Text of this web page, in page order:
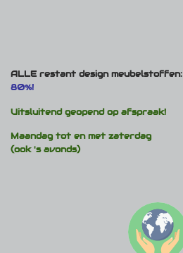
ALLE restant design meubelstoffen:
80%!
Uitsluitend geopend op afspraak!
Maandag tot en met zaterdag
(ook 's avonds)